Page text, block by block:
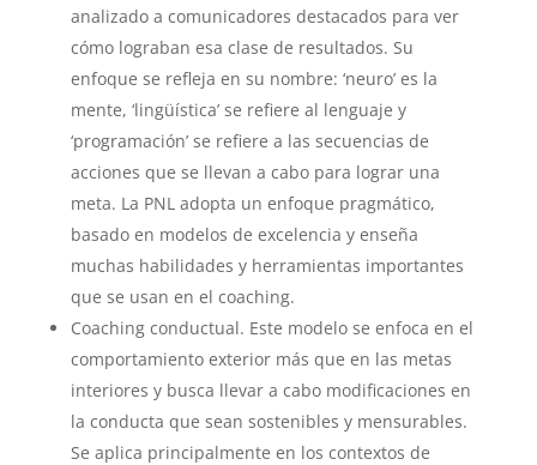
analizado a comunicadores destacados para ver
cómo lograban esa clase de resultados. Su
enfoque se refleja en su nombre: ‘neuro’ es la
mente, ‘lingüística’ se refiere al lenguaje y
‘programación’ se refiere a las secuencias de
acciones que se llevan a cabo para lograr una
meta. La PNL adopta un enfoque pragmático,
basado en modelos de excelencia y enseña
muchas habilidades y herramientas importantes
que se usan en el coaching.
Coaching conductual. Este modelo se enfoca en el
comportamiento exterior más que en las metas
interiores y busca llevar a cabo modificaciones en
la conducta que sean sostenibles y mensurables.
Se aplica principalmente en los contextos de